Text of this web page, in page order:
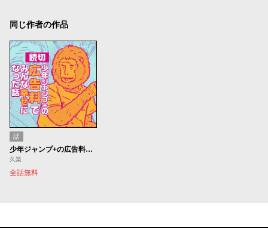
同じ作者の作品
話
少年ジャンプ+の広告料でみんな幸せになった話
久楽
全話無料